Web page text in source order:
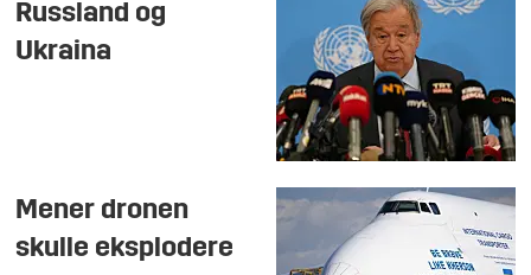
Russland og
Ukraina
Mener dronen
skulle eksplodere